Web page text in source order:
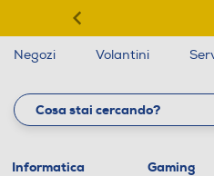
Negozi Volantini
Informatica Gaming